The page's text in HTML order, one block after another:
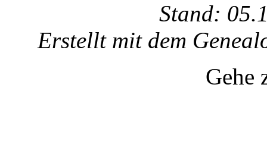
Stand:
Erstellt mit dem
Gehe